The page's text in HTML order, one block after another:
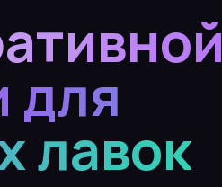
для
лавок